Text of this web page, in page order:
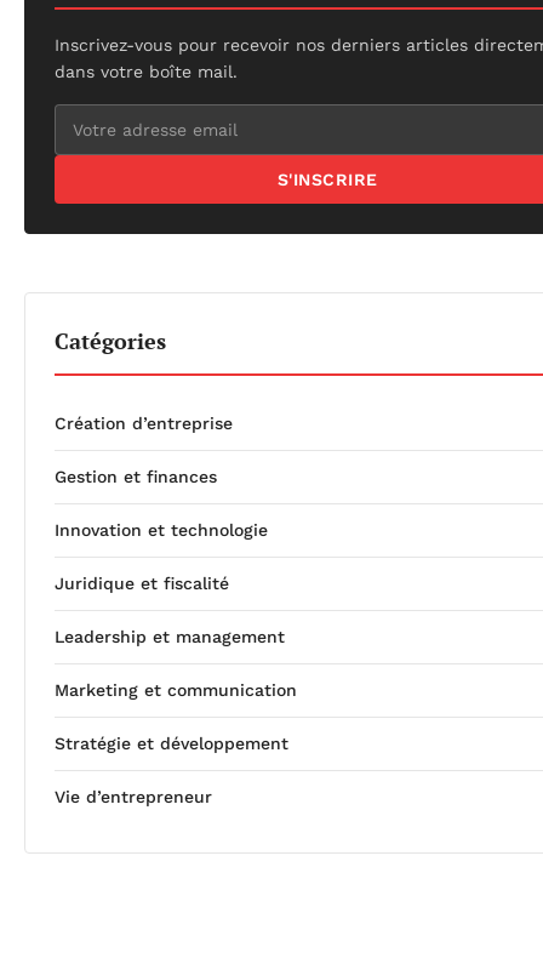
Inscrivez-vous pour recevoir nos derniers articles
dans votre boîte mail.
S'INSCRIRE
Catégories
Création d’entreprise
Gestion et finances
Innovation et technologie
Juridique et fiscalité
Leadership et management
Marketing et communication
Stratégie et développement
Vie d’entrepreneur